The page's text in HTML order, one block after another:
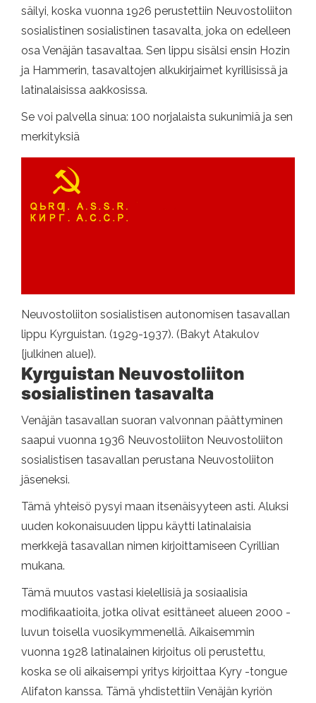
säilyi, koska vuonna 1926 perustettiin Neuvostoliiton
sosialistinen sosialistinen tasavalta, joka on edelleen
osa Venäjän tasavaltaa. Sen lippu sisälsi ensin Hozin
ja Hammerin, tasavaltojen alkukirjaimet kyrillisissä ja
latinalaisissa aakkosissa.
Se voi palvella sinua: 100 norjalaista sukunimiä ja sen
merkityksiä
Neuvostoliiton sosialistisen autonomisen tasavallan
lippu Kyrguistan. (1929-1937). (Bakyt Atakulov
[julkinen alue]).
Kyrguistan Neuvostoliiton
sosialistinen tasavalta
Venäjän tasavallan suoran valvonnan päättyminen
saapui vuonna 1936 Neuvostoliiton Neuvostoliiton
sosialistisen tasavallan perustana Neuvostoliiton
jäseneksi.
Tämä yhteisö pysyi maan itsenäisyyteen asti. Aluksi
uuden kokonaisuuden lippu käytti latinalaisia ​​
merkkejä tasavallan nimen kirjoittamiseen Cyrillian
mukana.
Tämä muutos vastasi kielellisiä ja sosiaalisia
modifikaatioita, jotka olivat esittäneet alueen 2000 -
luvun toisella vuosikymmenellä. Aikaisemmin
vuonna 1928 latinalainen kirjoitus oli perustettu,
koska se oli aikaisempi yritys kirjoittaa Kyry -tongue
Alifaton kanssa. Tämä yhdistettiin Venäjän kyriön